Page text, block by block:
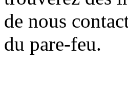
de nous
du pare-feu.